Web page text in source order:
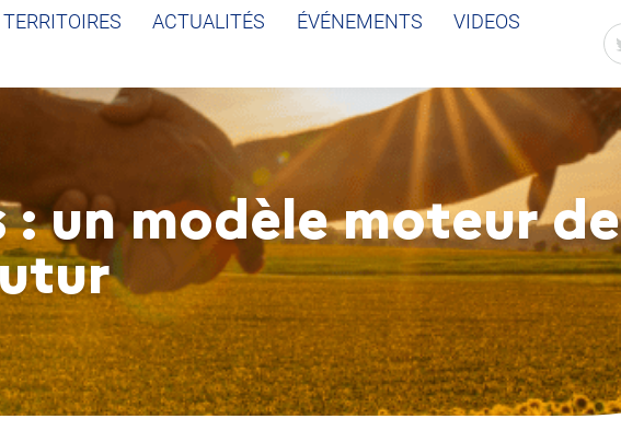
TERRITOIRES ACTUALITÉS ÉVÉNEMENTS
VIDEOS
: un modèle moteur de